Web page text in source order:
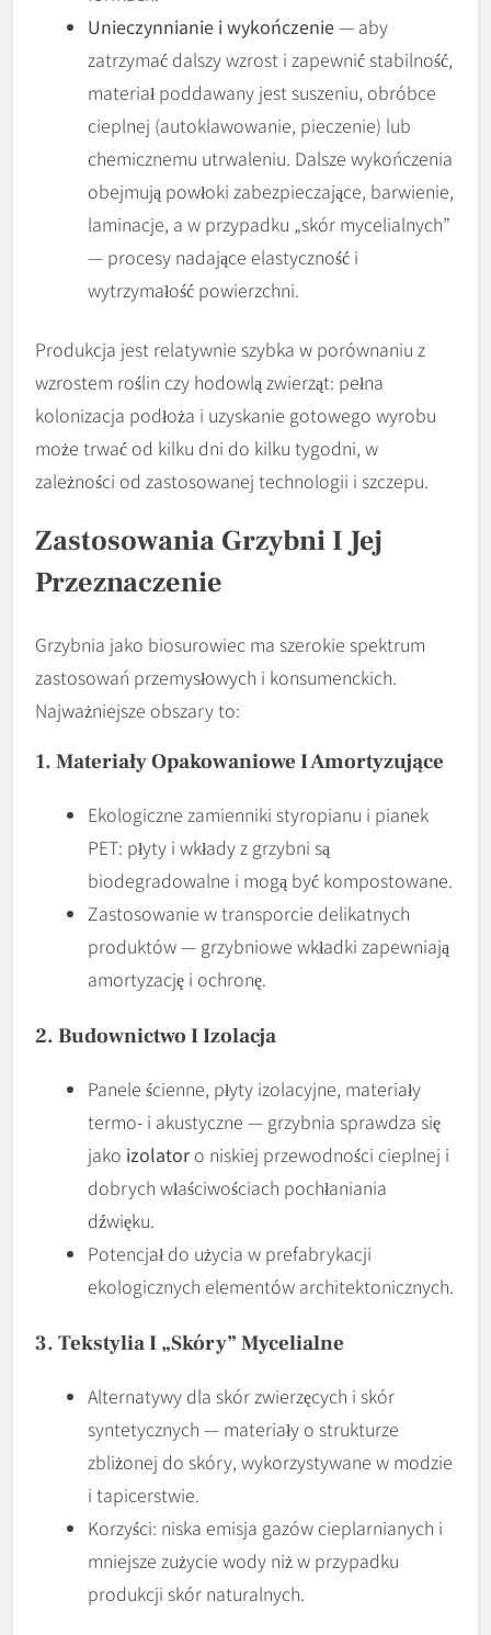
Unieczynnianie i wykończenie— aby
zatrzymać dalszy wzrost i zapewnić stabilność,
materiał poddawany jest suszeniu, obróbce
cieplnej (autoklawowanie, pieczenie) lub
chemicznemu utrwaleniu. Dalsze wykończenia
obejmują powłoki zabezpieczające, barwienie,
laminacje, a w przypadku „skór mycelialnych”
— procesy nadające elastyczność i
wytrzymałość powierzchni.
Produkcja jest relatywnie szybka w porównaniu z
wzrostem roślin czy hodowlą zwierząt: pełna
kolonizacja podłoża i uzyskanie gotowego wyrobu
może trwać od kilku dni do kilku tygodni, w
zależności od zastosowanej technologii i szczepu.
Zastosowania Grzybni I Jej
Przeznaczenie
Grzybnia jako biosurowiec ma szerokie spektrum
zastosowań przemysłowych i konsumenckich.
Najważniejsze obszary to:
1. Materiały Opakowaniowe I Amortyzujące
Ekologiczne zamienniki styropianu i pianek
PET: płyty i wkłady z grzybni są
biodegradowalne i mogą być kompostowane.
Zastosowanie w transporcie delikatnych
produktów — grzybniowe wkładki zapewniają
amortyzację i ochronę.
2. Budownictwo I Izolacja
Panele ścienne, płyty izolacyjne, materiały
termo- i akustyczne — grzybnia sprawdza się
jako izolatoro niskiej przewodności cieplnej i
dobrych właściwościach pochłaniania
dźwięku.
Potencjał do użycia w prefabrykacji
ekologicznych elementów architektonicznych.
3. Tekstylia I „skóry” Mycelialne
Alternatywy dla skór zwierzęcych i skór
syntetycznych — materiały o strukturze
zbliżonej do skóry, wykorzystywane w modzie
i tapicerstwie.
Korzyści: niska emisja gazów cieplarnianych i
mniejsze zużycie wody niż w przypadku
produkcji skór naturalnych.